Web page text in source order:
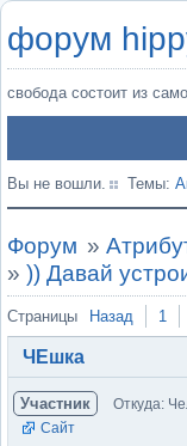
форум
свобода состоит из
Вы не вошли. Темы:
Форум »
» )) Давай
Страницы Назад 1
ЧЕшка
Участник Откуда:
Сайт